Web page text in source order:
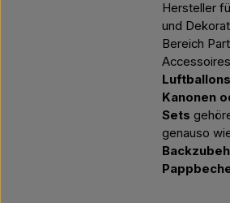
Hersteller
und
Bereich
Kanonen
Sets
genauso